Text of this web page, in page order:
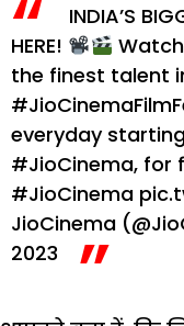
INDIA’S
HERE!
the finest talent
everyday
#JioCinema, for
#JioCinema
JioCinema
2023